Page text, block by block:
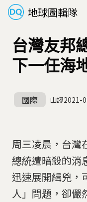
地球圖輯隊
台灣友邦
下一任海
國際 山謬2021-
周三凌晨，台灣
總統遭暗殺的消
迅速展開緝兇，
人」問題，卻儼